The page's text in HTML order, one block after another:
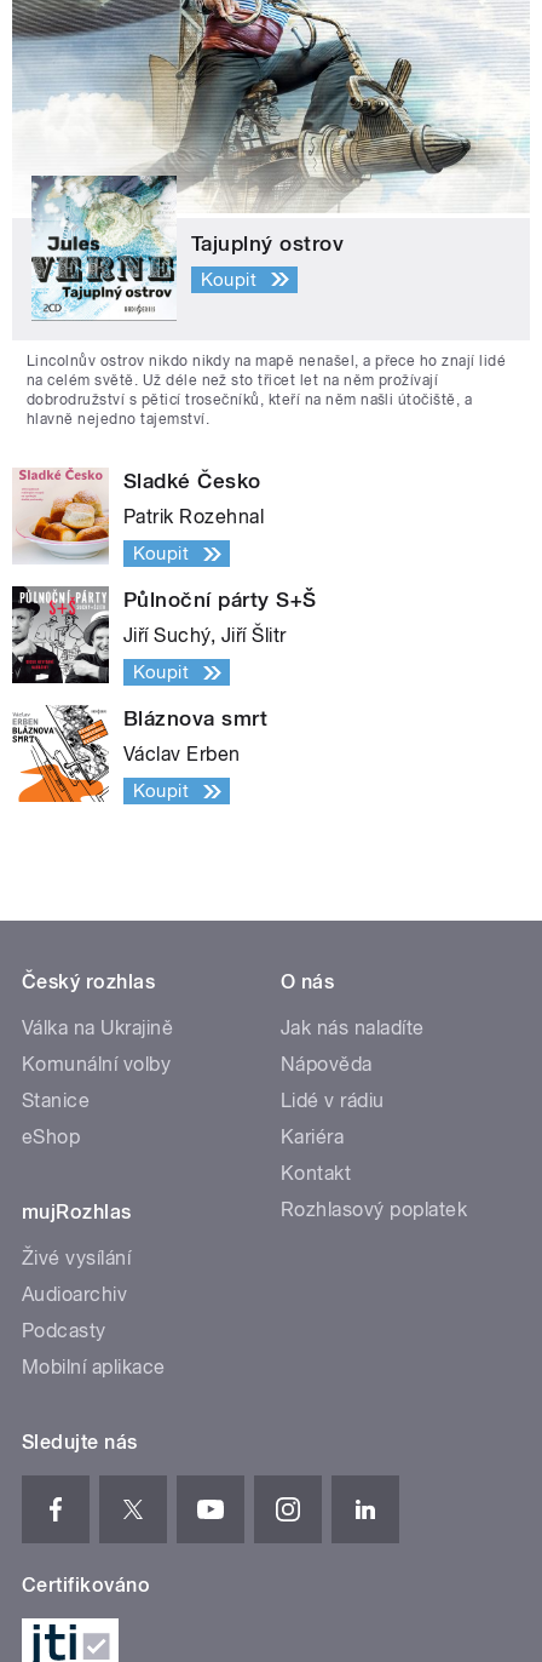
Tajuplný ostrov
Koupit
Lincolnův ostrov nikdo nikdy na mapě nenašel, a přece ho znají lidé
na celém světě. Už déle než sto třicet let na něm prožívají
dobrodružství s pěticí trosečníků, kteří na něm našli útočiště, a
hlavně nejedno tajemství.
Sladké Česko
Patrik Rozehnal
Koupit
Půlnoční párty S+Š
Jiří Suchý, Jiří Šlitr
Koupit
Bláznova smrt
Václav Erben
Koupit
Český rozhlas
Válka na Ukrajině
Komunální volby
Stanice
eShop
mujRozhlas
Živé vysílání
Audioarchiv
Podcasty
Mobilní aplikace
O nás
Jak nás naladíte
Nápověda
Lidé v rádiu
Kariéra
Kontakt
Rozhlasový poplatek
Sledujte nás
Certifikováno